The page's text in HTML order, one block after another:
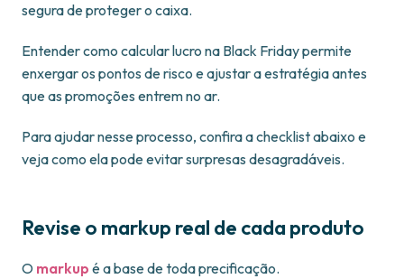
segura de proteger o caixa.
Entender como calcular lucro na Black Friday permite
enxergar os pontos de risco e ajustar a estratégia antes
que as promoções entrem no ar.
Para ajudar nesse processo, confira a checklist abaixo e
veja como ela pode evitar surpresas desagradáveis.
Revise o markup real de cada produto
O markup é a base de toda precificação.